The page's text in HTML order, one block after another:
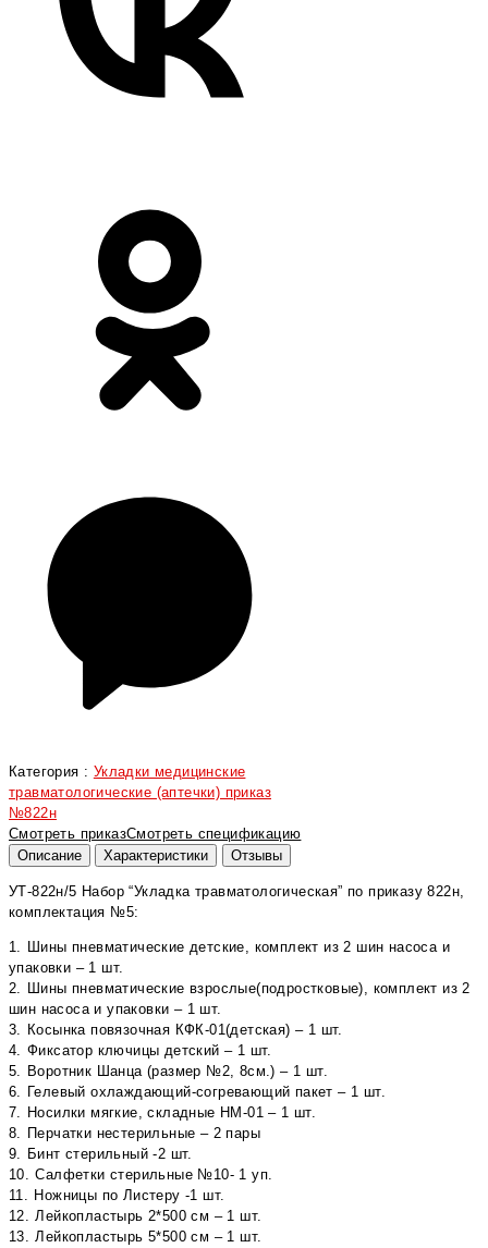
Категория : Укладки медицинские
травматологические (аптечки) приказ
№822н
Смотреть приказСмотреть спецификацию
Описание
Характеристики Отзывы
УТ-822н/5 Набор “Укладка травматологическая” по приказу 822н,
комплектация №5:
1.⁠ ⁠Шины пневматические детские, комплект из 2 шин насоса и
упаковки – 1 шт.
2.⁠ ⁠Шины пневматические взрослые(подростковые), комплект из 2
шин насоса и упаковки – 1 шт.
3.⁠ ⁠Косынка повязочная КФК-01(детская) – 1 шт.
4.⁠ ⁠Фиксатор ключицы детский – 1 шт.
5.⁠ ⁠Воротник Шанца (размер №2, 8см.) – 1 шт.
6.⁠ ⁠Гелевый охлаждающий-согревающий пакет – 1 шт.
7.⁠ ⁠Носилки мягкие, складные НМ-01 – 1 шт.
8.⁠ ⁠Перчатки нестерильные – 2 пары
9.⁠ ⁠Бинт стерильный -2 шт.
10.⁠ ⁠Салфетки стерильные №10- 1 уп.
11.⁠ ⁠Ножницы по Листеру -1 шт.
12.⁠ ⁠Лейкопластырь 2*500 см – 1 шт.
13.⁠ ⁠Лейкопластырь 5*500 см – 1 шт.